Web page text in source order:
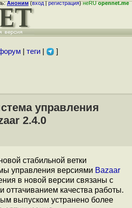
Аноним(вход|регистрация)неRUopennet.me
| теги| ]
управления
2.4.0
стабильной ветки
управления версиями Bazaar
в новой версии связаны с
оттачиванием качества работы.
выпуском устранено более